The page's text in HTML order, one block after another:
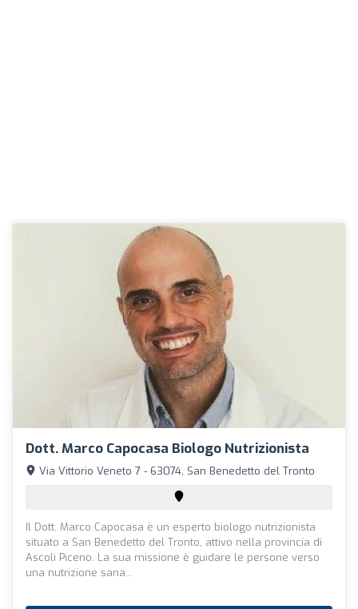
Dott. Marco Capocasa Biologo Nutrizionista
Via Vittorio Veneto 7 - 63074, San Benedetto del Tronto
Il Dott. Marco Capocasa è un esperto biologo nutrizionista
situato a San Benedetto del Tronto, attivo nella provincia di
Ascoli Piceno. La sua missione è guidare le persone verso
una nutrizione sana...